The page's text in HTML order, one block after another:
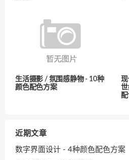
生活摄影 / 氛围感静物 - 10种
颜色配色方案
世
近期文章
数字界面设计 - 4种颜色配色方案